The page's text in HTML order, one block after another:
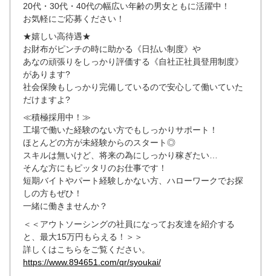
20代・30代・40代の幅広い年齢の男女ともに活躍中！
お気軽にご応募ください！
★嬉しい高待遇★
お財布がピンチの時に助かる《日払い制度》や
あなの頑張りをしっかり評価する《自社正社員登用制度》
があります?
社会保険もしっかり完備しているので安心して働いていた
だけますよ?
≪積極採用中！≫
工場で働いた経験のない方でもしっかりサポート！
ほとんどの方が未経験からのスタート◎
スキルは無いけど、将来の為にしっかり稼ぎたい…
そんな方にもピッタリのお仕事です！
短期バイトやパート経験しかない方、ハローワークでお探
しの方もぜひ！
一緒に働きませんか？
＜＜アウトソーシングの社員になってお友達を紹介する
と、最大15万円もらえる！＞＞
詳しくはこちらをご覧ください。
https://www.894651.com/qr/syoukai/